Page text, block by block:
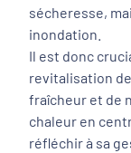
sécheresse,
inondation.
Il est donc
revitalisation
fraîcheur et de
chaleur en
réfléchir à sa